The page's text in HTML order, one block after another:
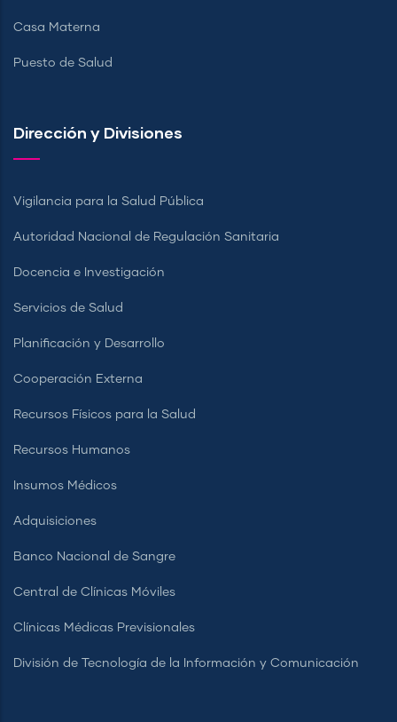
Casa Materna
Puesto de Salud
Dirección y Divisiones
Vigilancia para la Salud Pública
Autoridad Nacional de Regulación Sanitaria
Docencia e Investigación
Servicios de Salud
Planificación y Desarrollo
Cooperación Externa
Recursos Físicos para la Salud
Recursos Humanos
Insumos Médicos
Adquisiciones
Banco Nacional de Sangre
Central de Clínicas Móviles
Clínicas Médicas Previsionales
División de Tecnología de la Información y Comunicación